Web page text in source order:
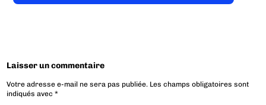
Laisser un commentaire
Votre adresse e-mail ne sera pas publiée. Les champs obligatoires sont
indiqués avec*